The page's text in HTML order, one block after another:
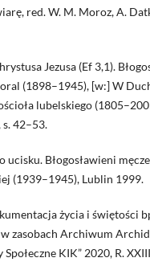
red. W. M. Moroz, A.
Jezusa (Ef 3,1).
(1898–1945), [w:] W
lubelskiego
42–53.
ucisku. Błogosławieni
(1939–1945), Lublin 1999.
życia i świętości
zasobach Archiwum
Społeczne KIK” 2020, R.